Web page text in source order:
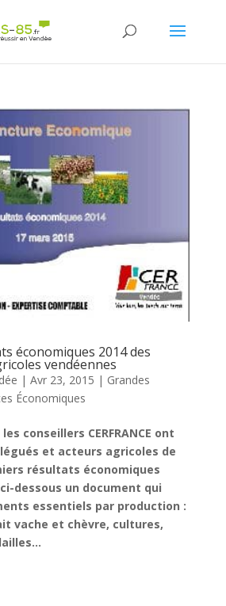
économiques 2014 des
vendéennes
| Avr 23, 2015 | Grandes
Économiques
conseillers CERFRANCE ont
et acteurs agricoles de
résultats économiques
dessous un document qui
essentiels par production :
vache et chèvre, cultures,